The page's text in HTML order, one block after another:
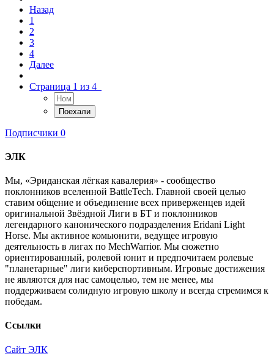
Назад
1
2
3
4
Далее
Страница 1 из 4
Подписчики 0
ЭЛК
Мы, «Эриданская лёгкая кавалерия» - сообщество
поклонников вселенной BattleTech. Главной своей целью
ставим общение и объединение всех приверженцев идей
оригинальной Звёздной Лиги в БТ и поклонников
легендарного канонического подразделения Eridani Light
Horse. Мы активное комьюнити, ведущее игровую
деятельность в лигах по MechWarrior. Мы сюжетно
ориентированный, ролевой юнит и предпочитаем ролевые
"планетарные" лиги киберспортивным. Игровые достижения
не являются для нас самоцелью, тем не менее, мы
поддерживаем солидную игровую школу и всегда стремимся к
победам.
Ссылки
Сайт ЭЛК